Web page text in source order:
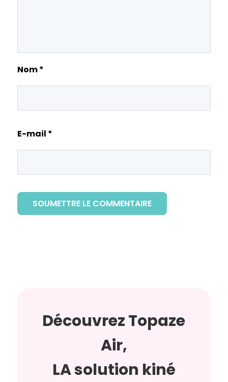
Nom*
E-mail *
SOUMETTRE LE COMMENTAIRE
Découvrez Topaze
Air,
LA solution kiné